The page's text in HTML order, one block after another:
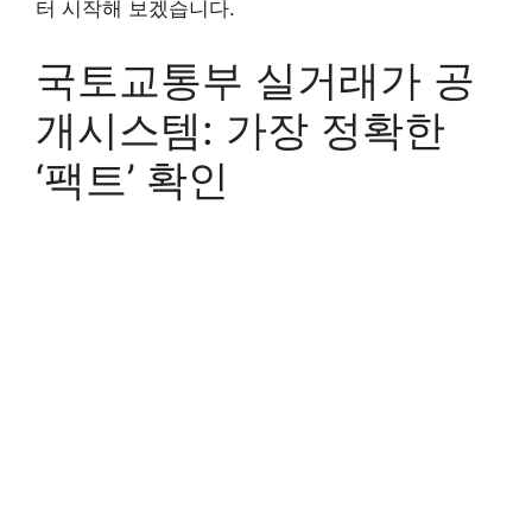
터 시작해 보겠습니다.
국토교통부 실거래가 공
개시스템: 가장 정확한
‘팩트’ 확인